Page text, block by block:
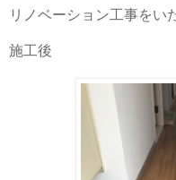
リノベーション工事をい
施工後